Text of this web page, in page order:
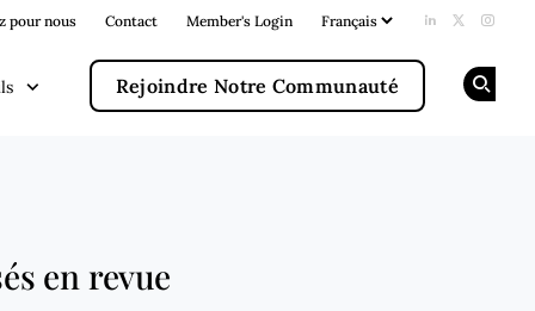
pour nous Contact Member's Login Add us on
Follow
Rejoindre Notre Communauté
en revue